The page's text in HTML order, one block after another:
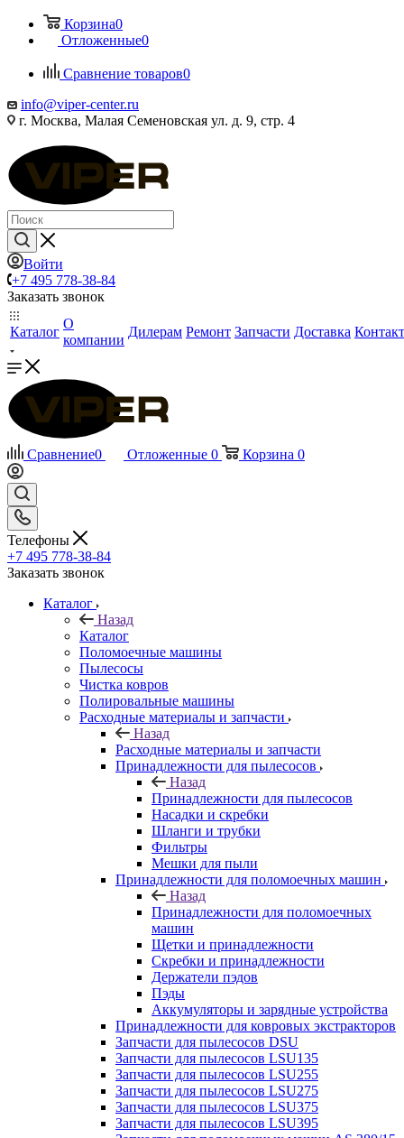
Корзина0
Отложенные0
Сравнение товаров0
info@viper-center.ru
г. Москва, Малая Семеновская ул. д. 9, стр. 4
Войти
+7 495 778-38-84
Заказать звонок
Каталог
О
компании
Дилерам Ремонт Запчасти Доставка
Сравнение0 Отложенные 0 Корзина 0
Телефоны
+7 495 778-38-84
Заказать звонок
Каталог
Назад
Каталог
Поломоечные машины
Пылесосы
Чистка ковров
Полировальные машины
Расходные материалы и запчасти
Назад
Расходные материалы и запчасти
Принадлежности для пылесосов
Назад
Принадлежности для пылесосов
Насадки и скребки
Шланги и трубки
Фильтры
Мешки для пыли
Принадлежности для поломоечных машин
Назад
Принадлежности для поломоечных
машин
Щетки и принадлежности
Скребки и принадлежности
Держатели пэдов
Пэды
Аккумуляторы и зарядные устройства
Принадлежности для ковровых экстракторов
Запчасти для пылесосов DSU
Запчасти для пылесосов LSU135
Запчасти для пылесосов LSU255
Запчасти для пылесосов LSU275
Запчасти для пылесосов LSU375
Запчасти для пылесосов LSU395